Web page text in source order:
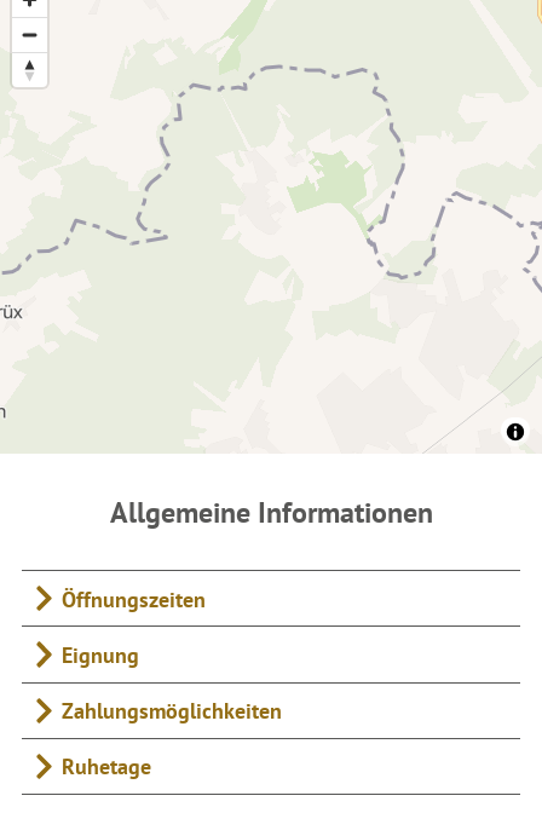
Allgemeine Informationen
Öffnungszeiten
Eignung
Zahlungsmöglichkeiten
Ruhetage